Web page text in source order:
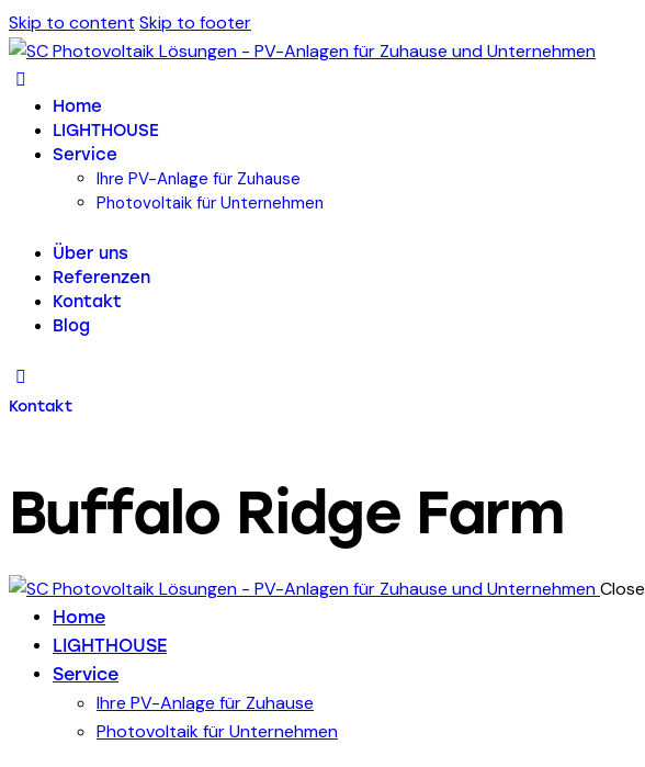
Skip to content Skip to footer
Home
LIGHTHOUSE
Service
Ihre PV-Anlage für Zuhause
Photovoltaik für Unternehmen
Über uns
Referenzen
Kontakt
Blog
Kontakt
Buffalo Ridge Farm
Close
Home
LIGHTHOUSE
Service
Ihre PV-Anlage für Zuhause
Photovoltaik für Unternehmen